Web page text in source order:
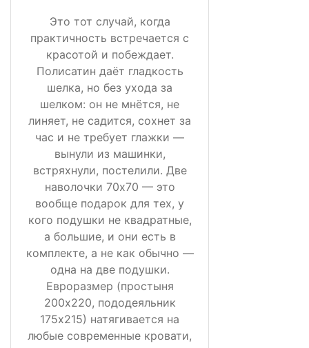
Это тот случай, когда
практичность встречается с
красотой и побеждает.
Полисатин даёт гладкость
шелка, но без ухода за
шелком: он не мнётся, не
линяет, не садится, сохнет за
час и не требует глажки —
вынули из машинки,
встряхнули, постелили. Две
наволочки 70х70 — это
вообще подарок для тех, у
кого подушки не квадратные,
а большие, и они есть в
комплекте, а не как обычно —
одна на две подушки.
Евроразмер (простыня
200х220, пододеяльник
175х215) натягивается на
любые современные кровати,